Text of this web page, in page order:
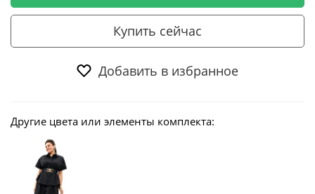
Купить сейчас
Добавить в избранное
Другие цвета или элементы комплекта: